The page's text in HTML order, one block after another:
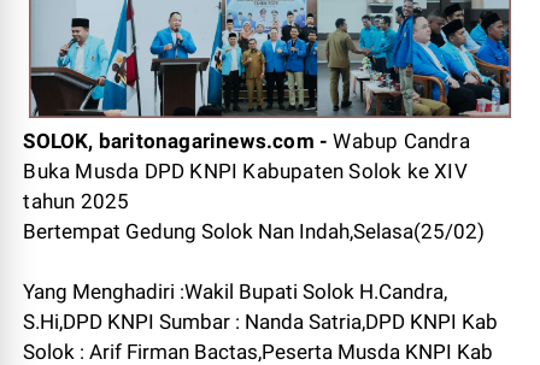
SOLOK, baritonagarinews.com -Wabup Candra
Buka Musda DPD KNPI Kabupaten Solok ke XIV
tahun 2025
Bertempat Gedung Solok Nan Indah,Selasa(25/02)
Yang Menghadiri :Wakil Bupati Solok H.Candra,
S.Hi,DPD KNPI Sumbar : Nanda Satria,DPD KNPI Kab
Solok : Arif Firman Bactas,Peserta Musda KNPI Kab